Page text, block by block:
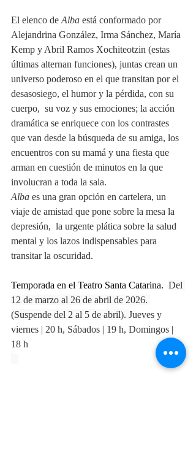
El elenco de Alba está conformado por
Alejandrina González, Irma Sánchez, María
Kemp y Abril Ramos Xochiteotzin (estas
últimas alternan funciones), juntas crean un
universo poderoso en el que transitan por el
desasosiego, el humor y la pérdida, con su
cuerpo,  su voz y sus emociones; la acción
dramática se enriquece con los contrastes
que van desde la búsqueda de su amiga, los
encuentros con su mamá y una fiesta que
arman en cuestión de minutos en la que
involucran a toda la sala.
Alba es una gran opción en cartelera, un
viaje de amistad que pone sobre la mesa la
depresión,  la urgente plática sobre la salud
mental y los lazos indispensables para
transitar la oscuridad.
Temporada en el Teatro Santa Catarina. Del
12 de marzo al 26 de abril de 2026.
(Suspende del 2 al 5 de abril). Jueves y
viernes | 20 h, Sábados | 19 h, Domingos |
18 h